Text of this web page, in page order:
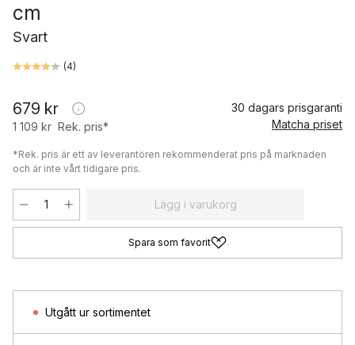
cm
Svart
(4)
679 kr
1 109 kr Rek. pris*
30 dagars prisgaranti
Matcha priset
*Rek. pris är ett av leverantören rekommenderat pris på marknaden
och är inte vårt tidigare pris.
Lägg i varukorg
Spara som favorit
Utgått ur sortimentet